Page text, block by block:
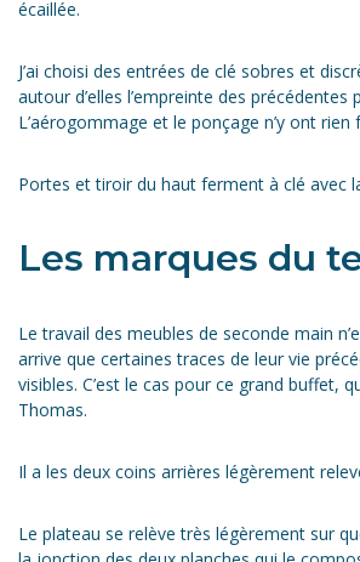
écaillée.
J’ai choisi des entrées de clé sobres et
autour d’elles l’empreinte des précédentes
L’aérogommage et le ponçage n’y ont rien
Portes et tiroir du haut ferment à clé avec
Les marques du
Le travail des meubles de seconde main
arrive que certaines traces de leur vie
visibles. C’est le cas pour ce grand buffet,
Thomas.
Il a les deux coins arrières légèrement
Le plateau se relève très légèrement sur